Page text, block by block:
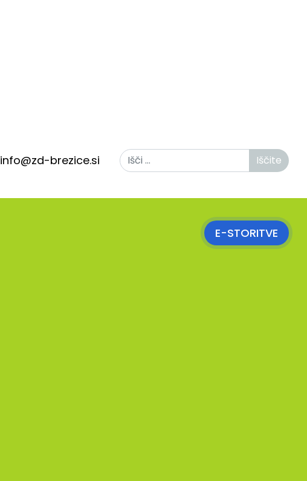
info@zd-brezice.si Iščite Iščite
E-STORITVE